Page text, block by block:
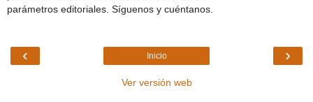
parámetros editoriales. Síguenos y cuéntanos.
‹ ›
Inicio
Ver versión web